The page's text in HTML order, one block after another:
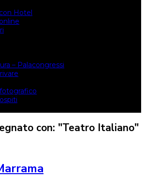
Hotel
– Palacongressi
con: "Teatro Italiano"